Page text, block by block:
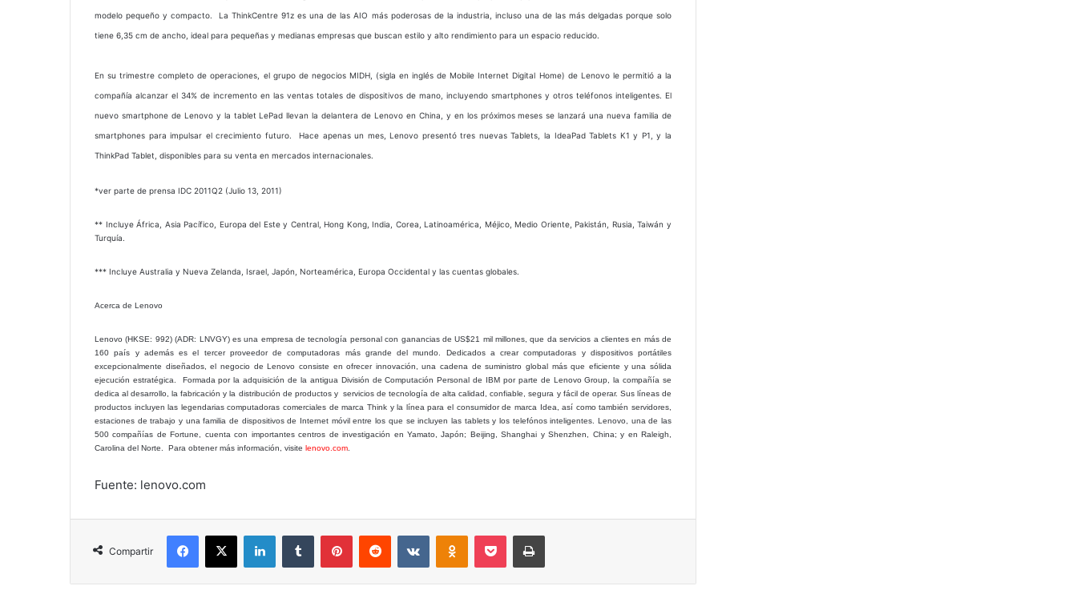
modelo pequeño y compacto. La ThinkCentre 91z es una de las AIO más poderosas de la industria, incluso una de las más delgadas porque solo
tiene 6,35 cm de ancho, ideal para pequeñas y medianas empresas que buscan estilo y alto rendimiento para un espacio reducido.
En su trimestre completo de operaciones, el grupo de negocios MIDH, (sigla en inglés de Mobile Internet Digital Home) de Lenovo le permitió a la
compañía alcanzar el 34% de incremento en las ventas totales de dispositivos de mano, incluyendo smartphones y otros teléfonos inteligentes. El
nuevo smartphone de Lenovo y la tablet LePad llevan la delantera de Lenovo en China, y en los próximos meses se lanzará una nueva familia de
smartphones para impulsar el crecimiento futuro. Hace apenas un mes, Lenovo presentó tres nuevas Tablets, la IdeaPad Tablets K1 y P1, y la
ThinkPad Tablet, disponibles para su venta en mercados internacionales.
*ver parte de prensa IDC 2011Q2 (Julio 13, 2011)
** Incluye África, Asia Pacífico, Europa del Este y Central, Hong Kong, India, Corea, Latinoamérica, Méjico, Medio Oriente, Pakistán, Rusia, Taiwán y
Turquía.
*** Incluye Australia y Nueva Zelanda, Israel, Japón, Norteamérica, Europa Occidental y las cuentas globales.
Acerca de Lenovo
Lenovo (HKSE: 992) (ADR: LNVGY) es una empresa de tecnología personal con ganancias de US$21 mil millones, que da servicios a clientes en más de
160 país y además es el tercer proveedor de computadoras más grande del mundo. Dedicados a crear computadoras y dispositivos portátiles
excepcionalmente diseñados, el negocio de Lenovo consiste en ofrecer innovación, una cadena de suministro global más que eficiente y una sólida
ejecución estratégica. Formada por la adquisición de la antigua División de Computación Personal de IBM por parte de Lenovo Group, la compañía se
dedica al desarrollo, la fabricación y la distribución de productos y servicios de tecnología de alta calidad, confiable, segura y fácil de operar. Sus líneas de
productos incluyen las legendarias computadoras comerciales de marca Think y la línea para el consumidor de marca Idea, así como también servidores,
estaciones de trabajo y una familia de dispositivos de Internet móvil entre los que se incluyen las tablets y los telefónos inteligentes. Lenovo, una de las
500 compañías de Fortune, cuenta con importantes centros de investigación en Yamato, Japón; Beijing, Shanghai y Shenzhen, China; y en Raleigh,
Carolina del Norte. Para obtener más información, visite lenovo.com
Fuente: lenovo.com
Compartir
Facebook
X LinkedInTumblr PinterestReddit VKontakteOdnoklassniki
Pocket Imprimir